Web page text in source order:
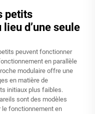
petits
d’une seule
peuvent fonctionner
en parallèle
modulaire offre une
en matière de
initiaux plus faibles.
sont des modèles
fonctionnement en